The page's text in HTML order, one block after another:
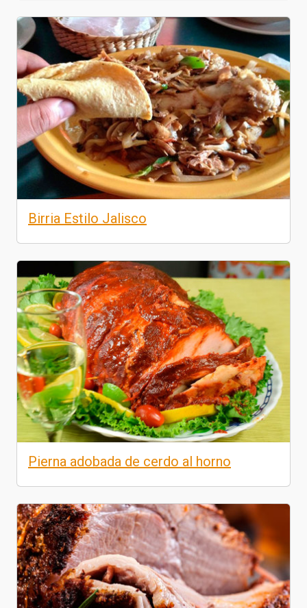
Birria Estilo Jalisco
Pierna adobada de cerdo al horno